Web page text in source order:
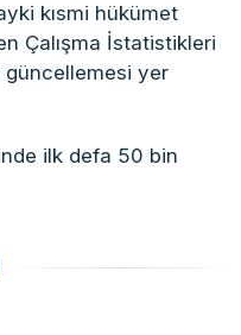
kısmi hükümet
Çalışma İstatistikleri
güncellemesi yer
ilk defa 50 bin